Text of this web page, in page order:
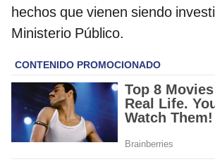
hechos que vienen siendo
Ministerio Público.